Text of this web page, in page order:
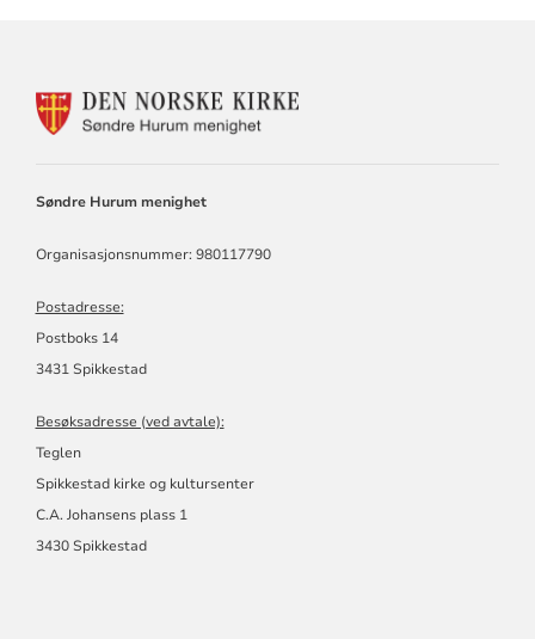
KONTAKTINFORMASJON
Søndre Hurum menighet
Organisasjonsnummer: 980117790
Postadresse:
Postboks 14
3431 Spikkestad
Besøksadresse (ved avtale):
Teglen
Spikkestad kirke og kultursenter
C.A. Johansens plass 1
3430 Spikkestad